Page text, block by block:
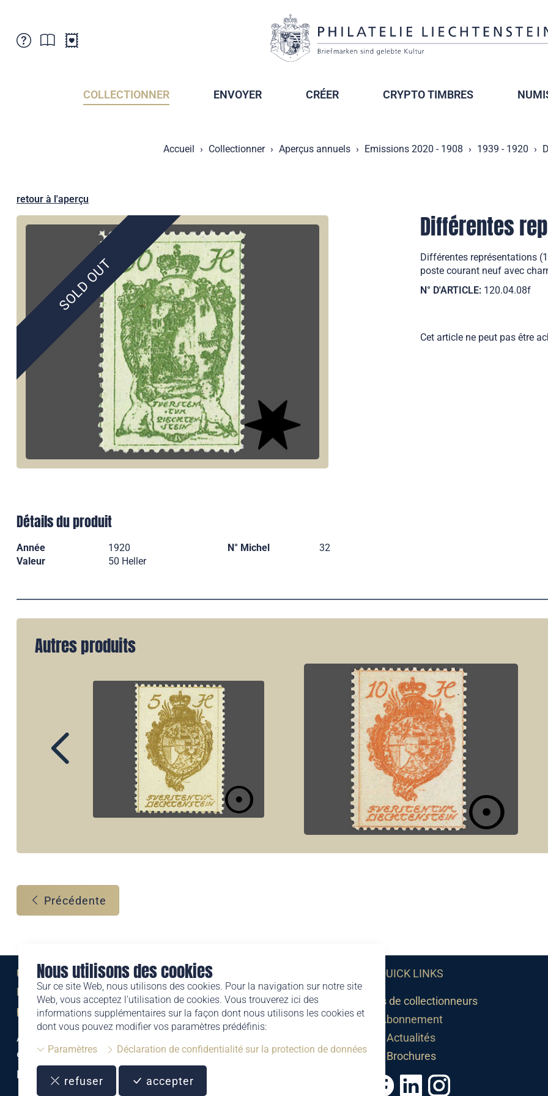
Nous utilisons des cookies
Sur ce site Web, nous utilisons des cookies. Pour la navigation sur notre site
Web, vous acceptez l'utilisation de cookies. Vous trouverez ici des
informations supplémentaires sur la façon dont nous utilisons les cookies et
dont vous pouvez modifier vos paramètres prédéfinis:
Paramètres
Déclaration de confidentialité sur la protection de données
refuser accepter
Points de vente
AbonnementCOLLECTIONNER ENVOYER CRÉER CRYPTO TIMBRES
Accueil Collectionner Aperçus annuels Emissions 2020 - 1908 1939 - 1920
retour à l'aperçu
SOLD OUT
Différentes
Différentes représentations
poste courant neuf avec
N° D'ARTICLE: 120.04.08f
Cet article ne peut pas être
Détails du produit
Année 1920 N° Michel
32
Valeur
50 Heller
Autres produits
Précédente
Une marque de
Liechtensteinischen Post AG
post.li
Alte Zollstrasse 11
9494 Schaan
Liechtenstein
T +423 399 44 66
QUICK LINKS
Sociétés de collectionneurs
Abonnement
Actualités
Brochures